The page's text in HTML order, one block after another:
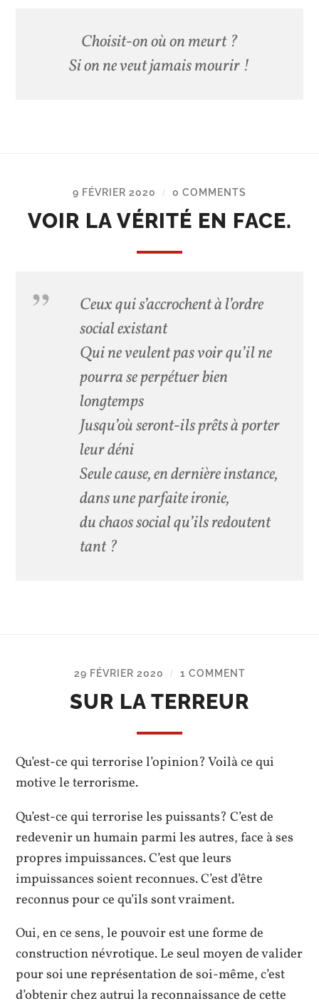
Choisit-on où on meurt ?
Si on ne veut jamais mourir !
9 FÉVRIER 2020 / 0 COMMENTS
VOIR LA VÉRITÉ EN FACE.
Ceux qui s’accrochent à l’ordre
social existant
Qui ne veulent pas voir qu’il ne
pourra se perpétuer bien
longtemps
Jusqu’où seront-ils prêts à porter
leur déni
Seule cause, en dernière instance,
dans une parfaite ironie,
du chaos social qu’ils redoutent
tant ?
29 FÉVRIER 2020 / 1 COMMENT
SUR LA TERREUR
Qu’est-ce qui terrorise l’opinion? Voilà ce qui
motive le terrorisme.
Qu’est-ce qui terrorise les puissants? C’est de
redevenir un humain parmi les autres, face à ses
propres impuissances. C’est que leurs
impuissances soient reconnues. C’est d’être
reconnus pour ce qu’ils sont vraiment.
Oui, en ce sens, le pouvoir est une forme de
construction névrotique. Le seul moyen de valider
pour soi une représentation de soi-même, c’est
d’obtenir chez autrui la reconnaissance de cette